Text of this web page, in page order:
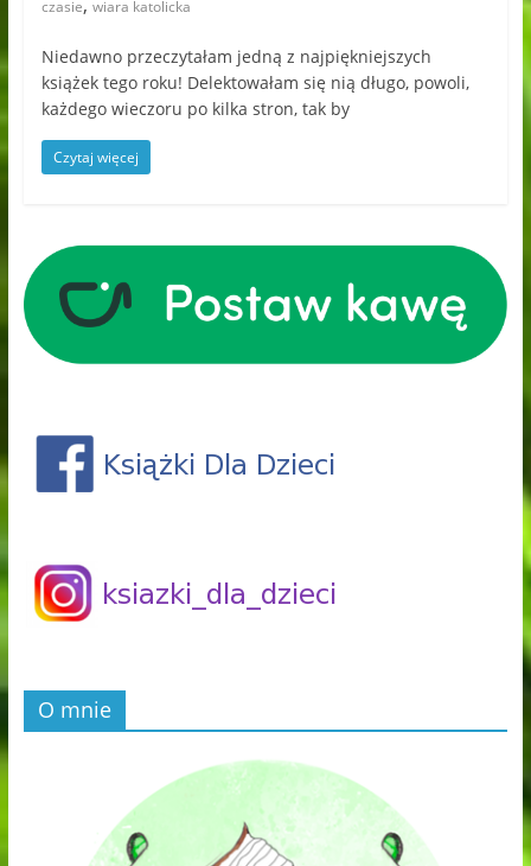
czasie wiara katolicka
Niedawno przeczytałam jedną z najpiękniejszych
książek tego roku! Delektowałam się nią długo, powoli,
każdego wieczoru po kilka stron, tak by
Czytaj więcej
O mnie